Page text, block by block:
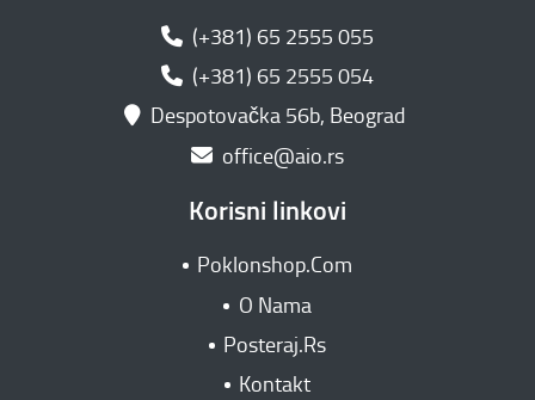
(+381) 65 2555 055
(+381) 65 2555 054
Despotovačka 56b, Beograd
office@aio.rs
Korisni linkovi
Poklonshop.Com
O Nama
Posteraj.Rs
Kontakt